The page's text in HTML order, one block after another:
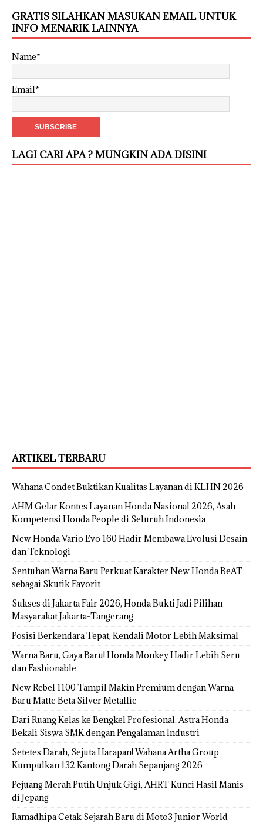
GRATIS SILAHKAN MASUKAN EMAIL UNTUK
INFO MENARIK LAINNYA
Name*
Email*
LAGI CARI APA ? MUNGKIN ADA DISINI
ARTIKEL TERBARU
Wahana Condet Buktikan Kualitas Layanan di KLHN 2026
AHM Gelar Kontes Layanan Honda Nasional 2026, Asah
Kompetensi Honda People di Seluruh Indonesia
New Honda Vario Evo 160 Hadir Membawa Evolusi Desain
dan Teknologi
Sentuhan Warna Baru Perkuat Karakter New Honda BeAT
sebagai Skutik Favorit
Sukses di Jakarta Fair 2026, Honda Bukti Jadi Pilihan
Masyarakat Jakarta-Tangerang
Posisi Berkendara Tepat, Kendali Motor Lebih Maksimal
Warna Baru, Gaya Baru! Honda Monkey Hadir Lebih Seru
dan Fashionable
New Rebel 1100 Tampil Makin Premium dengan Warna
Baru Matte Beta Silver Metallic
Dari Ruang Kelas ke Bengkel Profesional, Astra Honda
Bekali Siswa SMK dengan Pengalaman Industri
Setetes Darah, Sejuta Harapan! Wahana Artha Group
Kumpulkan 132 Kantong Darah Sepanjang 2026
Pejuang Merah Putih Unjuk Gigi, AHRT Kunci Hasil Manis
di Jepang
Ramadhipa Cetak Sejarah Baru di Moto3 Junior World